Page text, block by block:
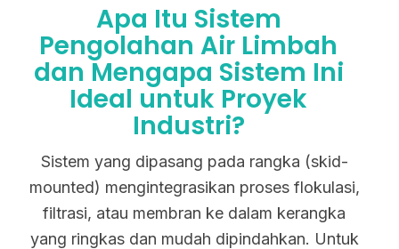
Apa Itu Sistem
Pengolahan Air Limbah
dan Mengapa Sistem Ini
Ideal untuk Proyek
Industri?
Sistem yang dipasang pada rangka (skid-
mounted) mengintegrasikan proses flokulasi,
filtrasi, atau membran ke dalam kerangka
yang ringkas dan mudah dipindahkan. Untuk